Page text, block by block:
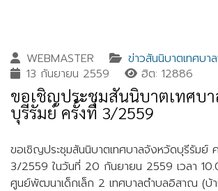
WEBMASTER
ข่าวสันนิบาตเทศบ
13 กันยายน 2559
ฮิต: 12886
ขอเชิญประชุมสันนิบาตเทศบา
บุรีรัมย์ ครั้งที่ 3/2559
ขอเชิญประชุมสันนิบาตเทศบาลจังหวัดบุรีรัมย์
3/2559 ในวันที่ 20 กันยายน 2559 เวลา
ศูนย์พัฒนาเด็กเล็ก 2 เทศบาลตำบลอิสาณ (บ้